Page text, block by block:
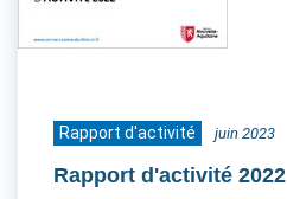
Rapport d'activité juin 2023
Rapport d'activité 2022